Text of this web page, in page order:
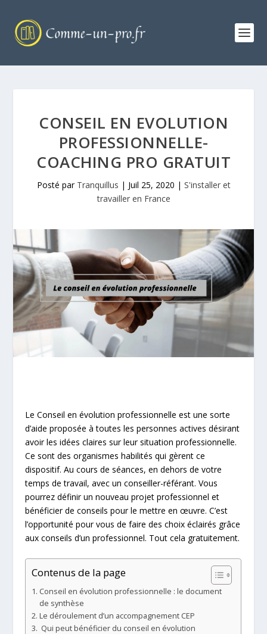
CONSEIL EN EVOLUTION
PROFESSIONNELLE-
COACHING PRO GRATUIT
Posté par Tranquillus | Juil 25, 2020 | S'installer et
travailler en France
Le Conseil en évolution professionnelle est une sorte
d’aide proposée à toutes les personnes actives désirant
avoir les idées claires sur leur situation professionnelle.
Ce sont des organismes habilités qui gèrent ce
dispositif. Au cours de séances, en dehors de votre
temps de travail, avec un conseiller-référant. Vous
pourrez définir un nouveau projet professionnel et
bénéficier de conseils pour le mettre en œuvre. C’est
l’opportunité pour vous de faire des choix éclairés grâce
aux conseils d’un professionnel. Tout cela gratuitement.
Contenus de la page
Conseil en évolution professionnelle : le document
de synthèse
Le déroulement d’un accompagnement CEP
Qui peut bénéficier du conseil en évolution